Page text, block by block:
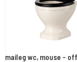
maileg wc, mouse -